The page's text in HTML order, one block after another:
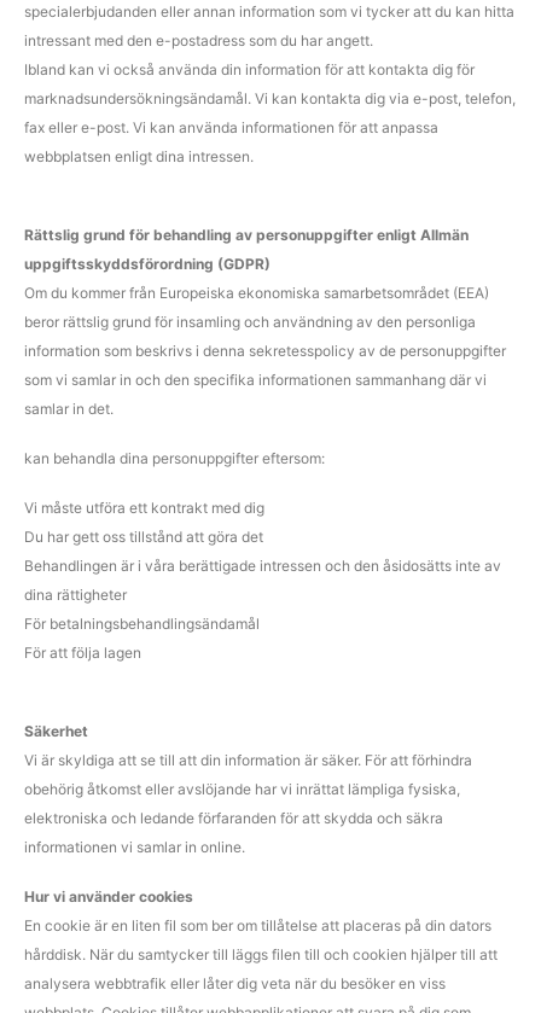
specialerbjudanden eller annan information som vi tycker att du kan hitta
intressant med den e-postadress som du har angett.
Ibland kan vi också använda din information för att kontakta dig för
marknadsundersökningsändamål. Vi kan kontakta dig via e-post, telefon,
fax eller e-post. Vi kan använda informationen för att anpassa
webbplatsen enligt dina intressen.
Rättslig grund för behandling av personuppgifter enligt Allmän
uppgiftsskyddsförordning (GDPR)
Om du kommer från Europeiska ekonomiska samarbetsområdet (EEA)
beror rättslig grund för insamling och användning av den personliga
information som beskrivs i denna sekretesspolicy av de personuppgifter
som vi samlar in och den specifika informationen sammanhang där vi
samlar in det.
kan behandla dina personuppgifter eftersom:
Vi måste utföra ett kontrakt med dig
Du har gett oss tillstånd att göra det
Behandlingen är i våra berättigade intressen och den åsidosätts inte av
dina rättigheter
För betalningsbehandlingsändamål
För att följa lagen
Säkerhet
Vi är skyldiga att se till att din information är säker. För att förhindra
obehörig åtkomst eller avslöjande har vi inrättat lämpliga fysiska,
elektroniska och ledande förfaranden för att skydda och säkra
informationen vi samlar in online.
Hur vi använder cookies
En cookie är en liten fil som ber om tillåtelse att placeras på din dators
hårddisk. När du samtycker till läggs filen till och cookien hjälper till att
analysera webbtrafik eller låter dig veta när du besöker en viss